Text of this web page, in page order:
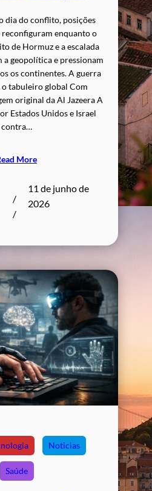
dia do conflito, posições
enquanto o
de Hormuz e a escalada
a geopolítica e pressionam
os continentes. A guerra
o tabuleiro global Com
original da Al Jazeera A
Estados Unidos e Israel
contra…
More
/
/
11 de junho de
2026
Noticias
Saúde